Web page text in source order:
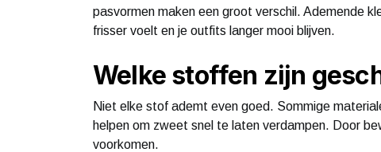
pasvormen maken een groot verschil. Ademende
frisser voelt en je outfits langer mooi blijven.
Welke stoffen zijn
Niet elke stof ademt even goed. Sommige
helpen om zweet snel te laten verdampen. Door
voorkomen.